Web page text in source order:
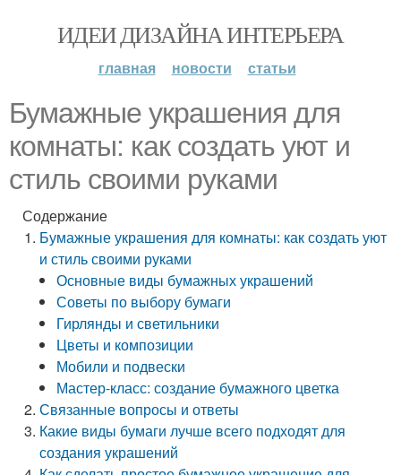
ИДЕИ ДИЗАЙНА ИНТЕРЬЕРА
главная новости статьи
Бумажные украшения для
комнаты: как создать уют и
стиль своими руками
Содержание
Бумажные украшения для комнаты: как создать уют
и стиль своими руками
Основные виды бумажных украшений
Советы по выбору бумаги
Гирлянды и светильники
Цветы и композиции
Мобили и подвески
Мастер-класс: создание бумажного цветка
Связанные вопросы и ответы
Какие виды бумаги лучше всего подходят для
создания украшений